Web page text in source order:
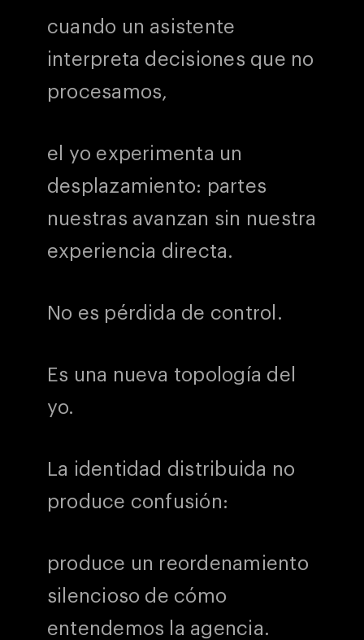
cuando un asistente
interpreta decisiones que no
procesamos,
el yo experimenta un
desplazamiento: partes
nuestras avanzan sin nuestra
experiencia directa.
No es pérdida de control.
Es una nueva topología del
yo.
La identidad distribuida no
produce confusión:
produce un reordenamiento
silencioso de cómo
entendemos la agencia.